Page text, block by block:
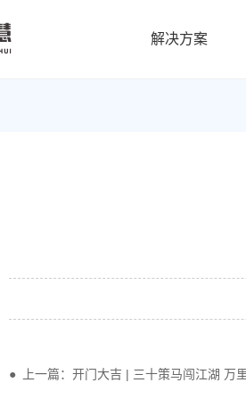
解决方案
上一篇：开门大吉 | 三十策马闯江湖 万